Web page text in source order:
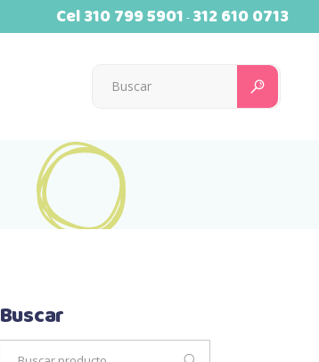
Cel310 799 5901 - 312 610 0713
Buscar